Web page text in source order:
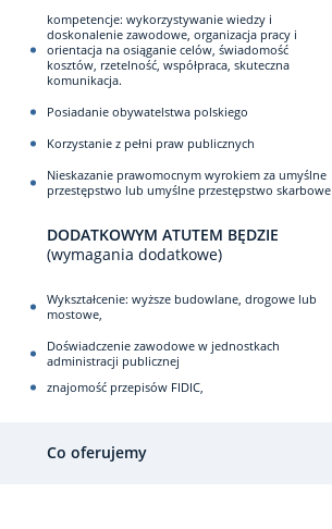
kompetencje: wykorzystywanie wiedzy i
doskonalenie zawodowe, organizacja pracy i
orientacja na osiąganie celów, świadomość
kosztów, rzetelność, współpraca, skuteczna
komunikacja.
Posiadanie obywatelstwa polskiego
Korzystanie z pełni praw publicznych
Nieskazanie prawomocnym wyrokiem za umyślne
przestępstwo lub umyślne przestępstwo skarbowe
DODATKOWYM ATUTEM BĘDZIE
(wymagania dodatkowe)
Wykształcenie: wyższe budowlane, drogowe lub
mostowe,
Doświadczenie zawodowe w jednostkach
administracji publicznej
znajomość przepisów FIDIC,
Co oferujemy